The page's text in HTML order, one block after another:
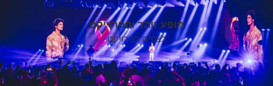
מופע זוהר והפרוייקט
לצפיה בפרויקט